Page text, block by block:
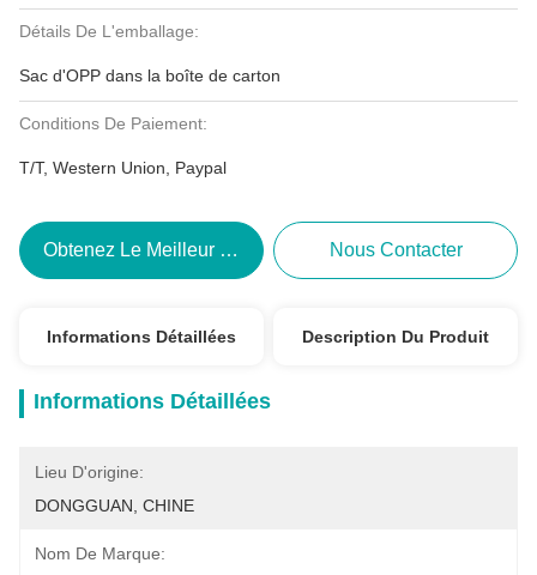
Détails De L'emballage:
Sac d'OPP dans la boîte de carton
Conditions De Paiement:
T/T, Western Union, Paypal
Obtenez Le Meilleur Prix Nous Contacter
Informations Détaillées Description Du Produit
Informations Détaillées
Lieu D'origine:
DONGGUAN, CHINE
Nom De Marque: